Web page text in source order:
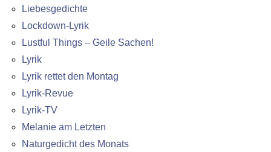
Liebesgedichte
Lockdown-Lyrik
Lustful Things – Geile Sachen!
Lyrik
Lyrik rettet den Montag
Lyrik-Revue
Lyrik-TV
Melanie am Letzten
Naturgedicht des Monats